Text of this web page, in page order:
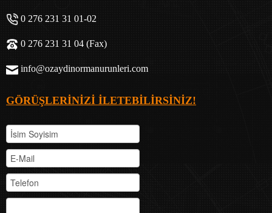
0 276 231 31 01-02
0 276 231 31 04 (Fax)
info@ozaydinormanurunleri.com
GÖRÜŞLERİNİZİ İLETEBİLİRSİNİZ!